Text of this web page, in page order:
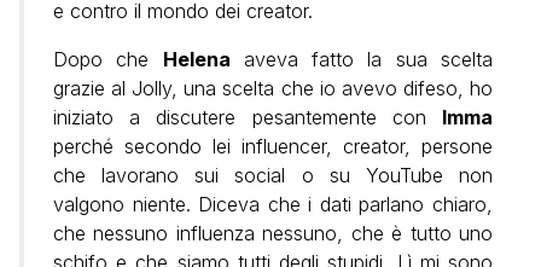
e contro il mondo dei creator.
Dopo che Helena aveva fatto la sua scelta
grazie al Jolly, una scelta che io avevo difeso, ho
iniziato a discutere pesantemente con Imma
perché secondo lei influencer, creator, persone
che lavorano sui social o su YouTube non
valgono niente. Diceva che i dati parlano chiaro,
che nessuno influenza nessuno, che è tutto uno